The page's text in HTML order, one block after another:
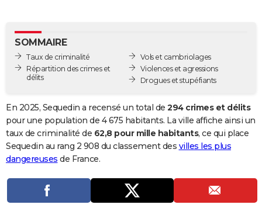
GUIDES D'ACHAT
BONS PLANS
Carte de Noël
Carte Bonne année
Carte Saint-Valentin
Carte Pâques
Carte d'anniversaire
DICTIONNAIRE
Dictionnaire
Biographies
Citations
Expressions
Proverbes
PROGRAMME TV
COPAINS D'AVANT
S'inscrire
Se connecter
Lycées
Collèges
Primaires
Universités
Entreprises
Service militaire
Avis de recherche
AVIS DE DÉCÈS
FORUM
SOMMAIRE
Taux de criminalité
Répartition des crimes et
délits
Vols et cambriolages
Violences et agressions
Drogues et stupéfiants
En 2025, Sequedin a recensé un total de 294 crimes et délits
pour une population de 4 675 habitants. La ville affiche ainsi un
taux de criminalité de 62,8 pour mille habitants, ce qui place
Sequedin au rang 2 908 du classement des villes les plus
dangereuses de France.